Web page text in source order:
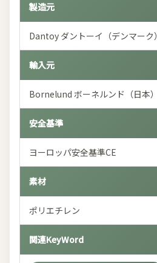
製造元
Dantoy ダントーイ（デンマーク）
輸入元
Bornelund ボーネルンド（日本）
安全基準
ヨーロッパ安全基準CE
素材
ポリエチレン
関連KeyWord